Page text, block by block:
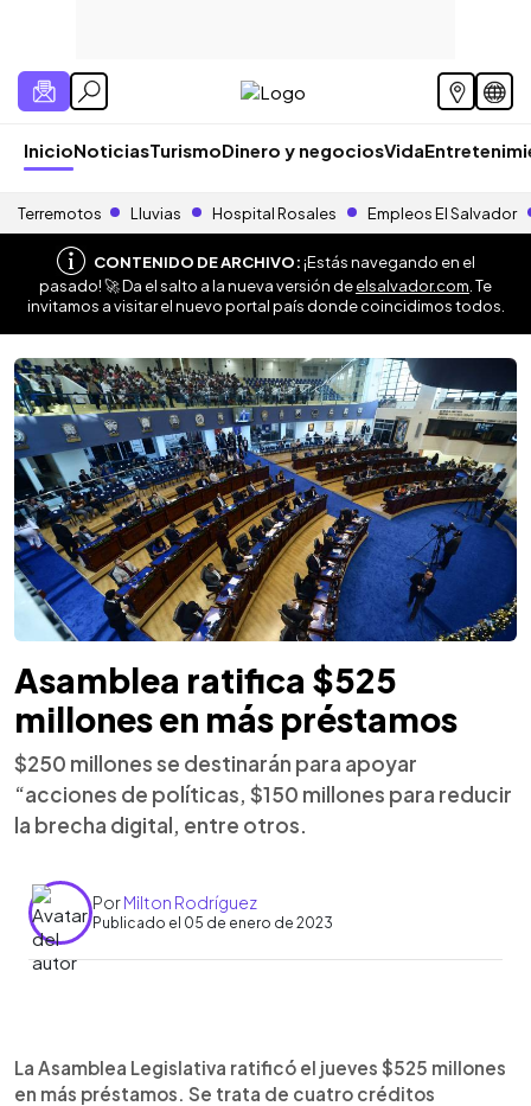
InicioNoticiasTurismoDinero y negociosVida
Terremotos Lluvias Hospital Rosales Empleos El Salvador
CONTENIDO DE ARCHIVO:¡Estás navegando en el
pasado! 🚀 Da el salto a la nueva versión deelsalvador.com . Te
invitamos a visitar el nuevo portal país donde coincidimos todos.
Asamblea ratifica $525
millones en más préstamos
$250 millones se destinarán para apoyar
“acciones de políticas, $150 millones para reducir
la brecha digital, entre otros.
PorMilton Rodríguez
Publicado el 05 de enero de 2023
► Escuchar artículo
La Asamblea Legislativa ratificó el jueves $525 millones
en más préstamos. Se trata de cuatro créditos